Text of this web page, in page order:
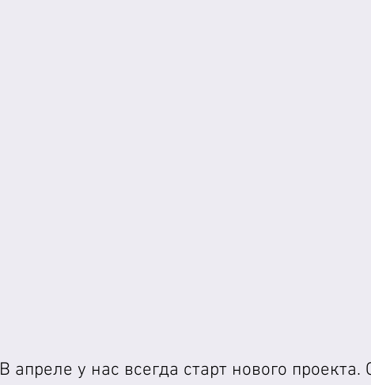
В апреле у нас всегда старт нового